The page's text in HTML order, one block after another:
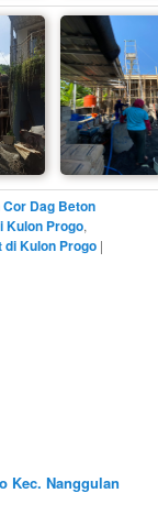
Dag Beton
Kulon Progo,
Kulon Progo |
Kec. Nanggulan